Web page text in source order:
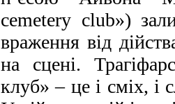
cemetery club»)
враження від
на сцені.
клуб» – це і сміх, і